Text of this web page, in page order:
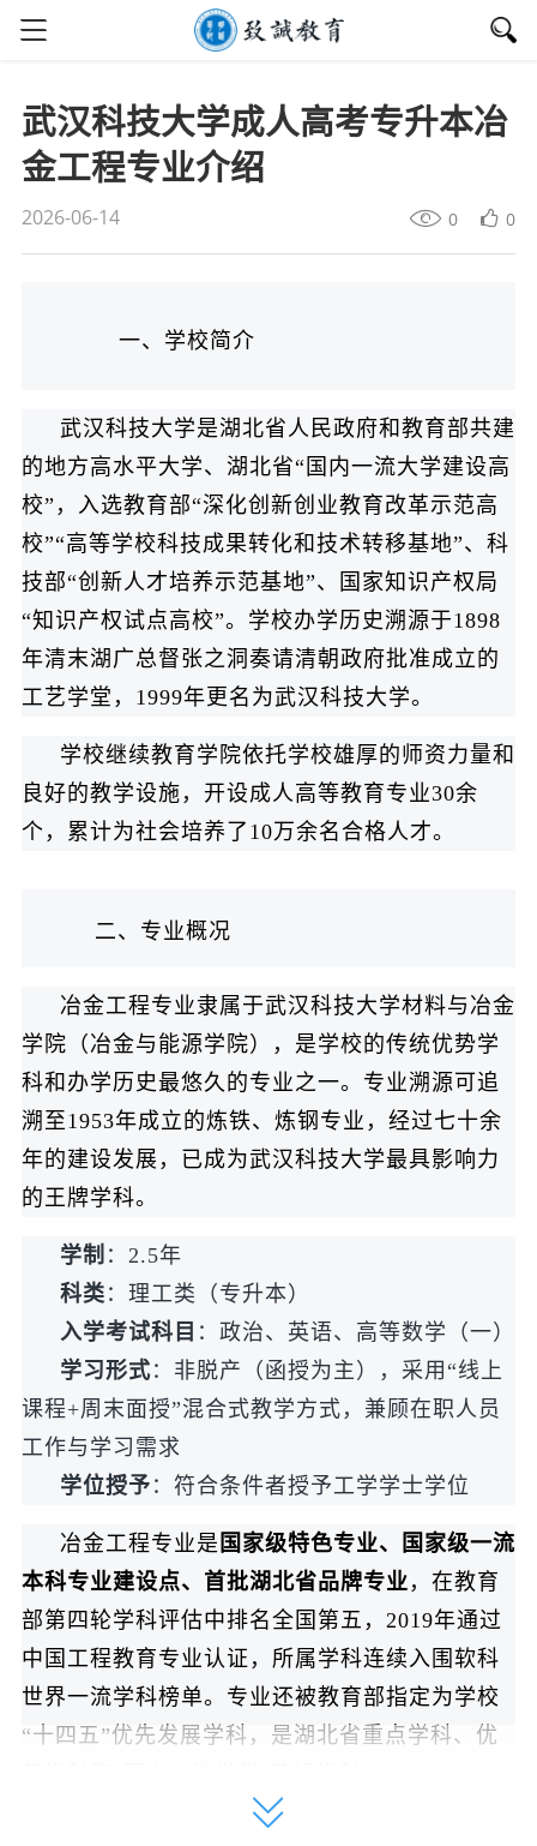
武汉科技大学成人高考专升本冶
金工程专业介绍
2026-06-14 0 0
一、学校简介
武汉科技大学是湖北省人民政府和教育部共建
的地方高水平大学、湖北省“国内一流大学建设高
校”，入选教育部“深化创新创业教育改革示范高
校”“高等学校科技成果转化和技术转移基地”、科
技部“创新人才培养示范基地”、国家知识产权局
“知识产权试点高校”。学校办学历史溯源于1898
年清末湖广总督张之洞奏请清朝政府批准成立的
工艺学堂，1999年更名为武汉科技大学。
学校继续教育学院依托学校雄厚的师资力量和
良好的教学设施，开设成人高等教育专业30余
个，累计为社会培养了10万余名合格人才。
二、专业概况
冶金工程专业隶属于武汉科技大学材料与冶金
学院（冶金与能源学院），是学校的传统优势学
科和办学历史最悠久的专业之一。专业溯源可追
溯至1953年成立的炼铁、炼钢专业，经过七十余
年的建设发展，已成为武汉科技大学最具影响力
的王牌学科。
学制 ：2.5年
科类 ：理工类（专升本）
入学考试科目 ：政治、英语、高等数学（一）
学习形式 ：非脱产（函授为主），采用“线上
课程+周末面授”混合式教学方式，兼顾在职人员
工作与学习需求
学位授予 ：符合条件者授予工学学士学位
冶金工程专业是 国家级特色专业、国家级一流
本科专业建设点、首批湖北省品牌专业 ，在教育
部第四轮学科评估中排名全国第五，2019年通过
中国工程教育专业认证，所属学科连续入围软科
世界一流学科榜单。专业还被教育部指定为学校
“十四五”优先发展学科，是湖北省重点学科、优
在最新校友会2025武汉科技大学专业排名